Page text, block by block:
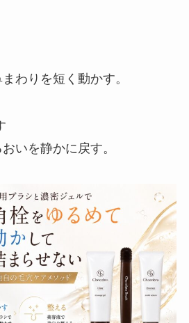
わりを短く動かす。
いを静かに戻す。